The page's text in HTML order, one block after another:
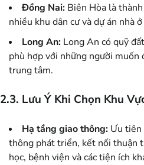
Đồng Nai: Biên Hòa là
nhiều khu dân cư và dự án nhà
Long An: Long An có quỹ
phù hợp với những người muốn
trung tâm.
2.3. Lưu Ý Khi Chọn Khu
Hạ tầng giao thông: Ưu tiên
thông phát triển, kết nối thuận
học, bệnh viện và các tiện ích